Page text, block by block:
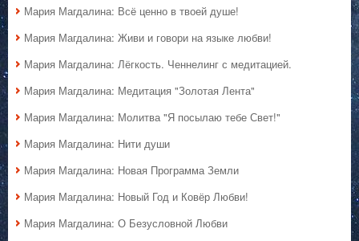
Мария Магдалина: Всё ценно в твоей душе!
Мария Магдалина: Живи и говори на языке любви!
Мария Магдалина: Лёгкость. Ченнелинг с медитацией.
Мария Магдалина: Медитация "Золотая Лента"
Мария Магдалина: Молитва "Я посылаю тебе Свет!"
Мария Магдалина: Нити души
Мария Магдалина: Новая Программа Земли
Мария Магдалина: Новый Год и Ковёр Любви!
Мария Магдалина: О Безусловной Любви